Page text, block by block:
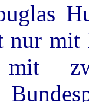
nur mit